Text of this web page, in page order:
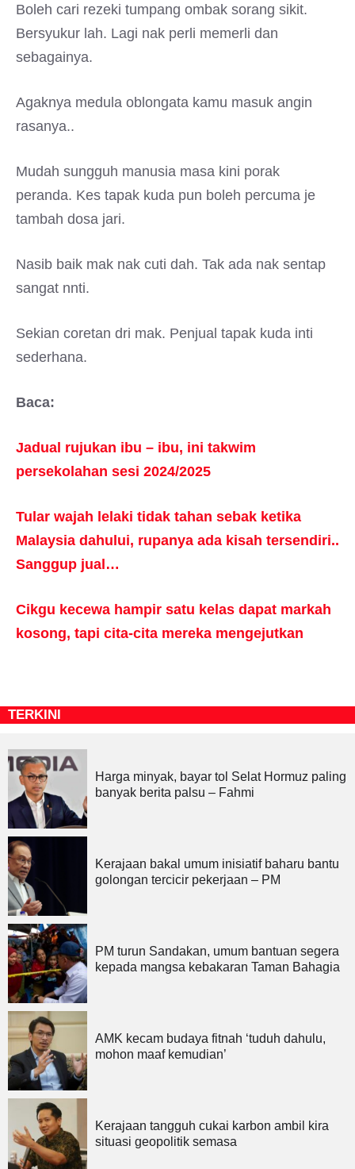
Boleh cari rezeki tumpang ombak sorang sikit.
Bersyukur lah. Lagi nak perli memerli dan
sebagainya.
Agaknya medula oblongata kamu masuk angin
rasanya..
Mudah sungguh manusia masa kini porak
peranda. Kes tapak kuda pun boleh percuma je
tambah dosa jari.
Nasib baik mak nak cuti dah. Tak ada nak sentap
sangat nnti.
Sekian coretan dri mak. Penjual tapak kuda inti
sederhana.
Baca:
Jadual rujukan ibu – ibu, ini takwim
persekolahan sesi 2024/2025
Tular wajah lelaki tidak tahan sebak ketika
Malaysia dahului, rupanya ada kisah tersendiri..
Sanggup jual…
Cikgu kecewa hampir satu kelas dapat markah
kosong, tapi cita-cita mereka mengejutkan
TERKINI
Harga minyak, bayar tol Selat Hormuz paling
banyak berita palsu – Fahmi
Kerajaan bakal umum inisiatif baharu bantu
golongan tercicir pekerjaan – PM
PM turun Sandakan, umum bantuan segera
kepada mangsa kebakaran Taman Bahagia
AMK kecam budaya fitnah ‘tuduh dahulu,
mohon maaf kemudian’
Kerajaan tangguh cukai karbon ambil kira
situasi geopolitik semasa